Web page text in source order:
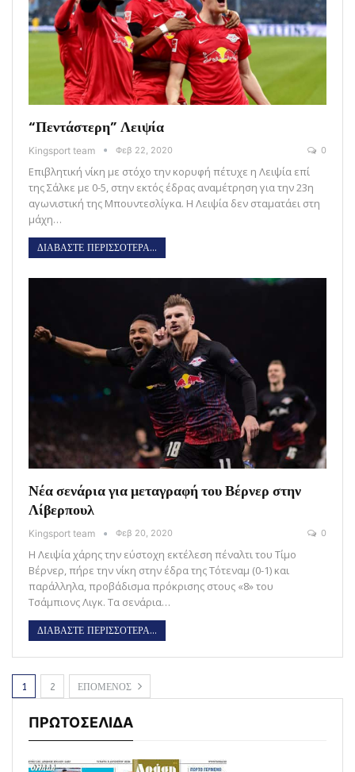
“Πεντάστερη” Λειψία
Kingsport team Φεβ 22, 2020 0
Επιβλητική νίκη με στόχο την κορυφή πέτυχε η Λειψία επί
της Σάλκε με 0-5, στην εκτός έδρας αναμέτρηση για την 23η
αγωνιστική της Μπουντεσλίγκα. Η Λειψία δεν σταματάει στη
μάχη…
ΔΙΑΒΑΣΤΕ ΠΕΡΙΣΣΟΤΕΡΑ...
Νέα σενάρια για μεταγραφή του Βέρνερ στην
Λίβερπουλ
Kingsport team Φεβ 20, 2020 0
Η Λειψία χάρης την εύστοχη εκτέλεση πέναλτι του Τίμο
Βέρνερ, πήρε την νίκη στην έδρα της Τότεναμ (0-1) και
παράλληλα, προβάδισμα πρόκρισης στους «8» του
Τσάμπιονς Λιγκ. Τα σενάρια…
ΔΙΑΒΑΣΤΕ ΠΕΡΙΣΣΟΤΕΡΑ...
1 2 ΕΠΟΜΕΝΟΣ
ΠΡΩΤΟΣΕΛΙΔΑ